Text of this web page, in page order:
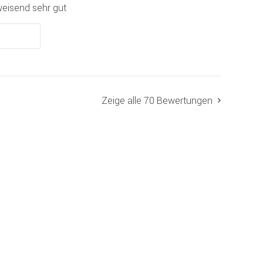
sehr gut
Zeige alle 70 Bewertungen